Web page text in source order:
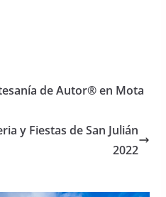
de Autor® en Mota
y Fiestas de San Julián
2022